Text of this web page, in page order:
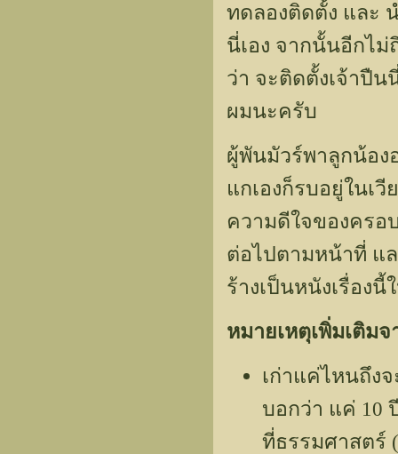
ทดลองติดตั้ง และ
นี่เอง จากนั้นอีกไม่
ว่า จะติดตั้งเจ้าปื
ผมนะครับ
ผู้พันมัวร์พาลูกน้อง
แกเองก็รบอยู่ในเ
ความดีใจของครอ
ต่อไปตามหน้าที่ แ
ร้างเป็นหนังเรื่อง
หมายเหตุเพิ่มเติม
เก่าแค่ไหนถึง
บอกว่า แค่ 10
ที่ธรรมศาสตร์